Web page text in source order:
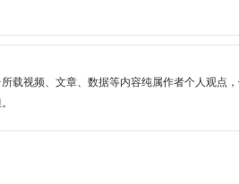
载视频、文章、数据等内容纯属作者个人观点